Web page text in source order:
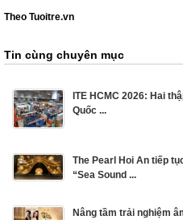
Theo Tuoitre.vn
Tin cùng chuyên mục
ITE HCMC 2026: Hai
Quốc ...
The Pearl Hoi An tiếp
“Sea Sound ...
Nâng tầm trải nghiệm